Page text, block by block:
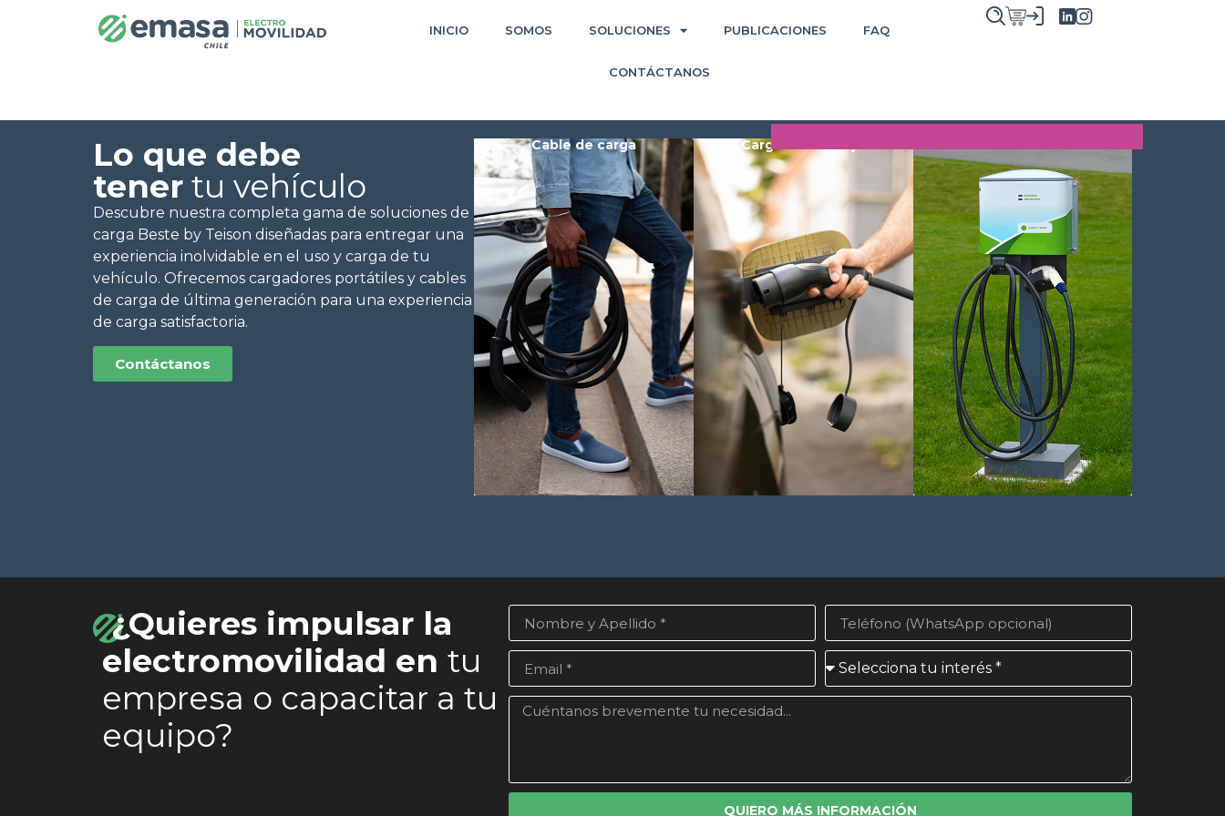
INICIO SOMOS SOLUCIONES PUBLICACIONES FAQ
CONTÁCTANOS
Lo que debe
tener tu vehículo
Descubre nuestra completa gama de soluciones de
carga Beste by Teison diseñadas para entregar una
experiencia inolvidable en el uso y carga de tu
vehículo. Ofrecemos cargadores portátiles y cables
de carga de última generación para una experiencia
de carga satisfactoria.
Contáctanos
Cable de carga Cargador de Viaje
¿Quieres impulsar la
electromovilidad entu
empresa o capacitar a tu
equipo?
QUIERO MÁS INFORMACIÓN